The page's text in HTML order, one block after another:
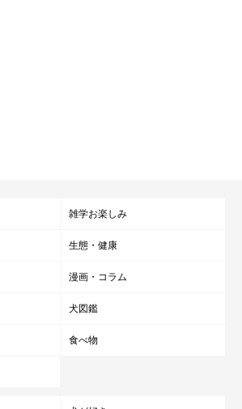
雑学お楽しみ
生態・健康
漫画・コラム
犬図鑑
食べ物